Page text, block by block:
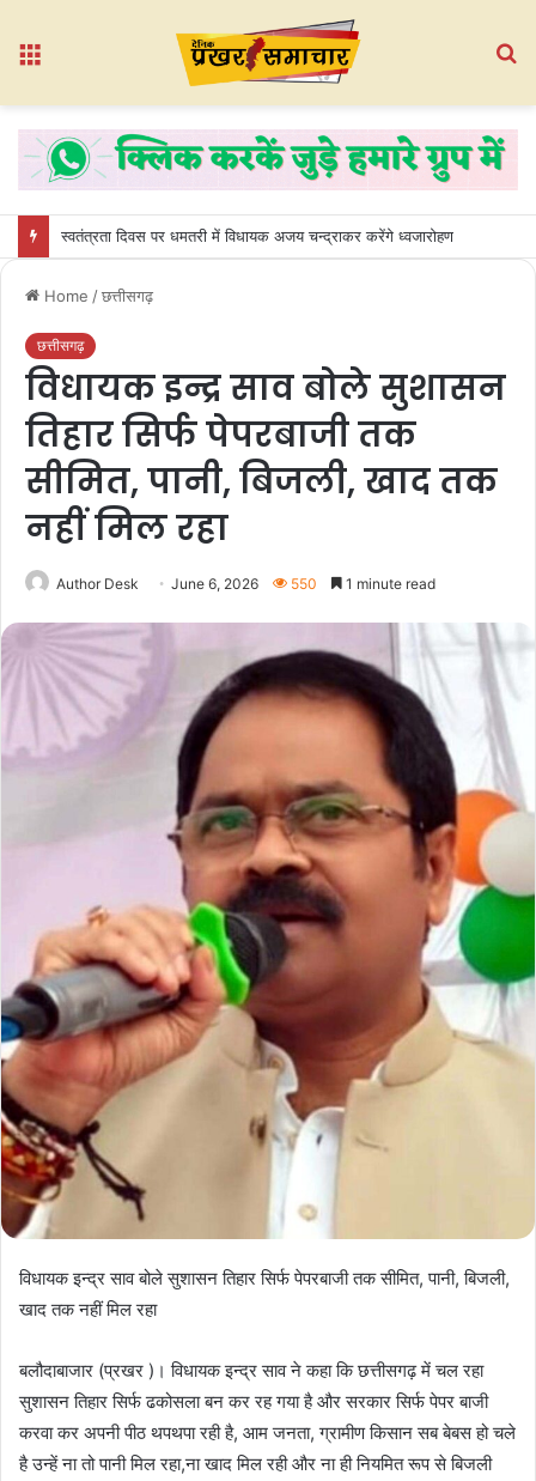
स्वतंत्रता दिवस पर धमतरी में विधायक अजय चन्द्राकर करेंगे ध्वजारोहण
Home /छत्तीसगढ़
छत्तीसगढ़
विधायक इन्द्र साव बोले सुशासन
तिहार सिर्फ पेपरबाजी तक
सीमित, पानी, बिजली, खाद तक
नहीं मिल रहा
Author Desk June 6, 2026 550 1 minute read
विधायक इन्द्र साव बोले सुशासन तिहार सिर्फ पेपरबाजी तक सीमित, पानी, बिजली,
खाद तक नहीं मिल रहा
बलौदाबाजार (प्रखर )। विधायक इन्द्र साव ने कहा कि छत्तीसगढ़ में चल रहा
सुशासन तिहार सिर्फ ढकोसला बन कर रह गया है और सरकार सिर्फ पेपर बाजी
करवा कर अपनी पीठ थपथपा रही है, आम जनता, ग्रामीण किसान सब बेबस हो चले
है उन्हें ना तो पानी मिल रहा,ना खाद मिल रही और ना ही नियमित रूप से बिजली